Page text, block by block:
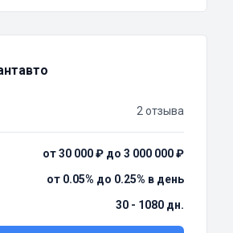
2 отзыва
от 30 000 ₽ до 3 000 000 ₽
от 0.05% до 0.25% в день
30 - 1080 дн.